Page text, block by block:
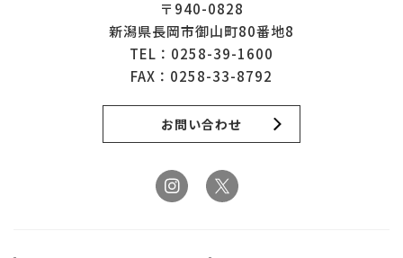
〒940-0828
新潟県長岡市御山町80番地8
TEL： 0258-39-1600
FAX：0258-33-8792
お問い合わせ